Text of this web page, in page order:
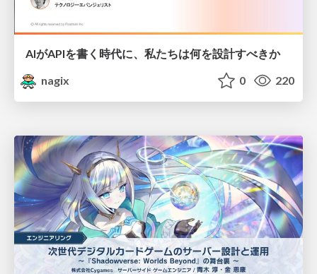
AIがAPIを書く時代に、私たちは何を設計すべきか
nagix
0 220